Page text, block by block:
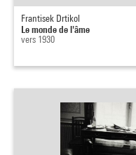
Frantisek Drtikol
Le monde de l'âme
vers 1930